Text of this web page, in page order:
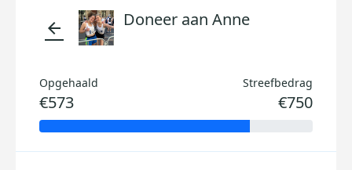
arrow_back Doneer aan Anne
Opgehaald
€573
Streefbedrag
€750